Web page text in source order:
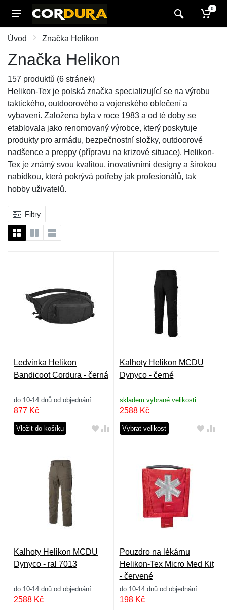
0
Úvod Značka Helikon
Značka Helikon
157 produktů (6 stránek)
Helikon-Tex je polská značka specializující se na výrobu
taktického, outdoorového a vojenského oblečení a
vybavení. Založena byla v roce 1983 a od té doby se
etablovala jako renomovaný výrobce, který poskytuje
produkty pro armádu, bezpečnostní složky, outdoorové
nadšence a preppy (přípravu na krizové situace). Helikon-
Tex je známý svou kvalitou, inovativními designy a širokou
nabídkou, která pokrývá potřeby jak profesionálů, tak
hobby uživatelů.
Filtry
Ledvinka Helikon
Bandicoot Cordura - černá
do 10-14 dnů od objednání
877 Kč
Vložit do košíku
Kalhoty Helikon MCDU
Dynyco - černé
skladem vybrané velikosti
2588Kč
Vybrat velikost
Kalhoty Helikon MCDU
Dynyco - ral 7013
do 10-14 dnů od objednání
2588 Kč
Pouzdro na lékárnu
Helikon-Tex Micro Med Kit
- červené
do 10-14 dnů od objednání
198Kč